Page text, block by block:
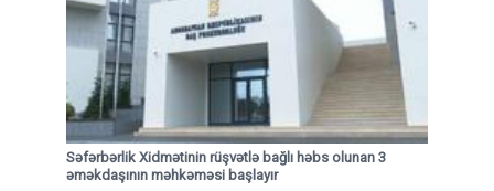
Səfərbərlik Xidmətinin rüşvətlə bağlı həbs olunan 3
əməkdaşının məhkəməsi başlayır